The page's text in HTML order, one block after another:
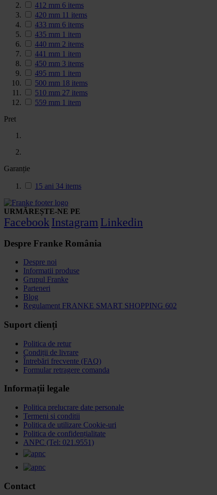
412 mm 6 items
420 mm 11 items
433 mm 6 items
435 mm 1 item
440 mm 2 items
441 mm 1 item
450 mm 3 items
495 mm 1 item
500 mm 18 items
510 mm 27 items
559 mm 1 item
Pret
Garanție
15 ani 34 items
URMĂREȘTE-NE PE
Facebook Instagram Linkedin
Despre Franke România
Despre noi
Informatii produse
Grupul Franke
Parteneri
Blog
Regulament FRANKE SMART SHOPPING 602
Suport clienți
Politica de retur
Condiții de livrare
Întrebări frecvente (FAQ)
Formular retragere comanda
Informații legale
Politica prelucrare date personale
Termeni si conditii
Politica de utilizare Cookie-uri
Politica de confidențialitate
ANPC (Tel: 021.9551)
Contact